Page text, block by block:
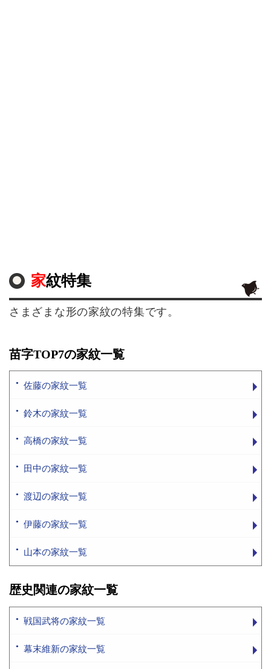
家紋特集
さまざまな形の家紋の特集です。
苗字TOP7の家紋一覧
佐藤の家紋一覧
鈴木の家紋一覧
高橋の家紋一覧
田中の家紋一覧
渡辺の家紋一覧
伊藤の家紋一覧
山本の家紋一覧
歴史関連の家紋一覧
戦国武将の家紋一覧
幕末維新の家紋一覧